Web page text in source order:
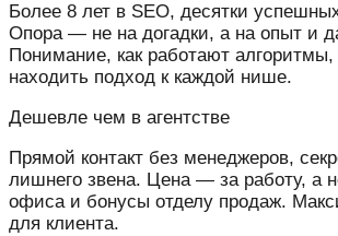
Более 8 лет в SEO, десятки
Опора — не на догадки, а на опыт и
Понимание, как работают
находить подход к каждой нише.
Дешевле чем в агентстве
Прямой контакт без менеджеров,
лишнего звена. Цена — за работу, а
офиса и бонусы отделу продаж.
для клиента.